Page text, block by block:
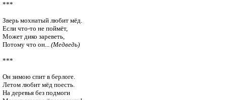
***
Зверь мохнатый любит мёд.
Если что-то не поймёт,
Может дико зареветь,
Потому что он... (Медведь)
***
Он зимою спит в берлоге.
Летом любит мёд поесть.
На деревья без подмоги